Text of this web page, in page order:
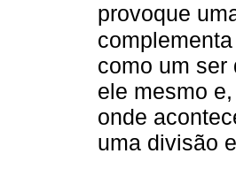
provoque
como um ser
ele mesmo
onde
uma divisão